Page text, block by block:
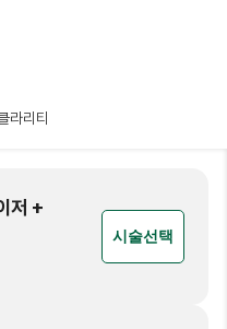
라리티
저 +
시술선택